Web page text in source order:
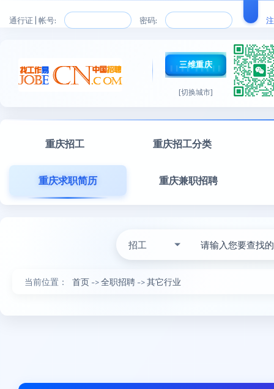
通行证 | 帐号: 密码:
三维重庆
[切换城市]
重庆招工 重庆招工分类
重庆求职简历 重庆兼职招聘
招工
当前位置： 首页 ->全职招聘 ->其它行业